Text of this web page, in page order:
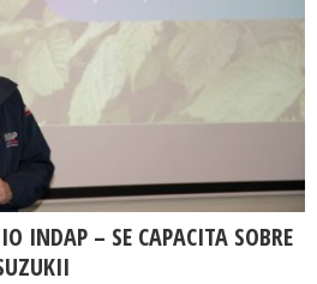
INDAP – SE CAPACITA SOBRE